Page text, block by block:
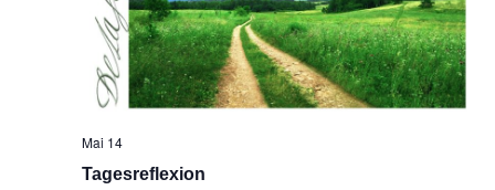
Tagesreflexion
Mai 14